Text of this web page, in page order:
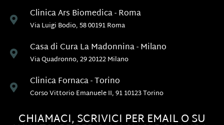
Clinica Ars Biomedica - Roma
Via Luigi Bodio, 58 00191 Roma
Casa di Cura La Madonnina - Milano
Via Quadronno, 29 20122 Milano
Clinica Fornaca - Torino
Corso Vittorio Emanuele II, 91 10123 Torino
CHIAMACI, SCRIVICI PER EMAIL O SU